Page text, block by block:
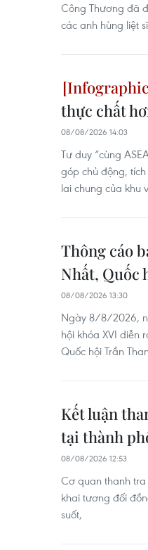
Công Thương đã
các anh hùng liệt
thực chất
08/08/2026 14:03
Tư duy “cùng
góp chủ động,
lai chung của khu
Thông cáo
Nhất, Quốc
08/08/2026 13:30
Ngày 8/8/2026,
hội khóa XVI diễn
Quốc hội Trần
Kết luận
tại thành
08/08/2026 12:53
Cơ quan thanh
khai tương đối
suốt,